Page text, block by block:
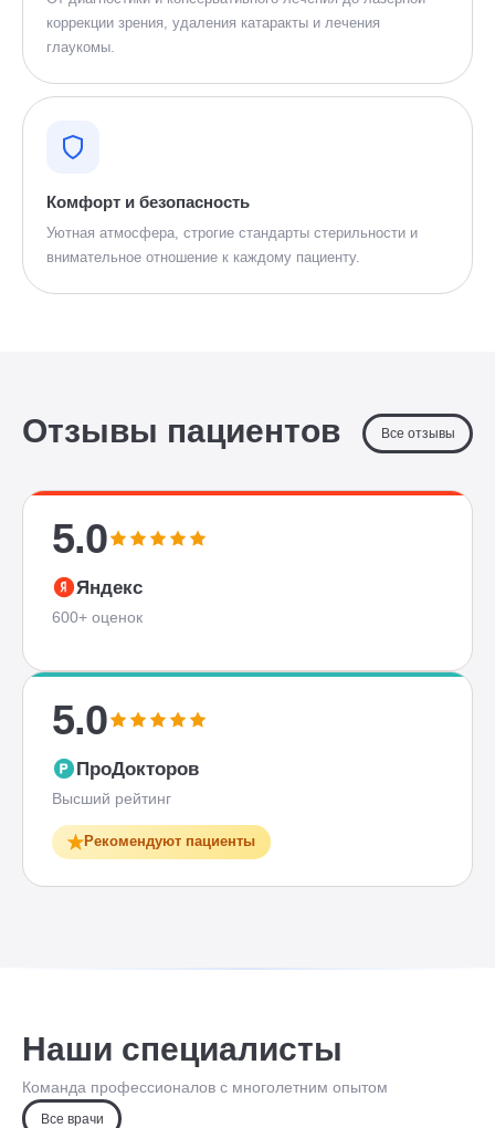
коррекции зрения, удаления катаракты и лечения
глаукомы.
Комфорт и безопасность
Уютная атмосфера, строгие стандарты стерильности и
внимательное отношение к каждому пациенту.
Отзывы пациентов Все отзывы
5.0
Яндекс
600+ оценок
5.0
ПроДокторов
Высший рейтинг
Рекомендуют пациенты
Наши специалисты
Команда профессионалов с многолетним опытом
Все врачи